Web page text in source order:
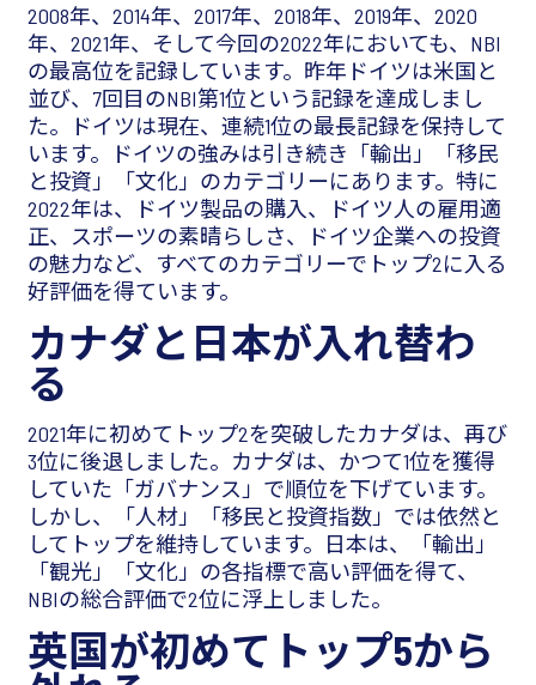
2008年、2014年、2017年、2018年、2019年、2020
年、2021年、そして今回の2022年においても、NBI
の最高位を記録しています。昨年ドイツは米国と
並び、7回目のNBI第1位という記録を達成しまし
た。ドイツは現在、連続1位の最長記録を保持して
います。ドイツの強みは引き続き「輸出」「移民
と投資」「文化」のカテゴリーにあります。特に
2022年は、ドイツ製品の購入、ドイツ人の雇用適
正、スポーツの素晴らしさ、ドイツ企業への投資
の魅力など、すべてのカテゴリーでトップ2に入る
好評価を得ています。
カナダと日本が入れ替わ
る
2021年に初めてトップ2を突破したカナダは、再び
3位に後退しました。カナダは、かつて1位を獲得
していた「ガバナンス」で順位を下げています。
しかし、「人材」「移民と投資指数」では依然と
してトップを維持しています。日本は、「輸出」
「観光」「文化」の各指標で高い評価を得て、
NBIの総合評価で2位に浮上しました。
英国が初めてトップ5から